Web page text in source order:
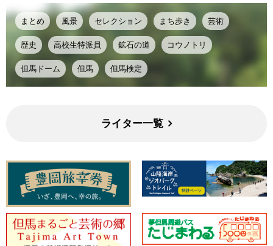
まとめ 風景 セレクション まち歩き 芸術
歴史 高校生特派員 鉱石の道 コウノトリ
但馬ドーム 但馬 但馬検定
ライター一覧